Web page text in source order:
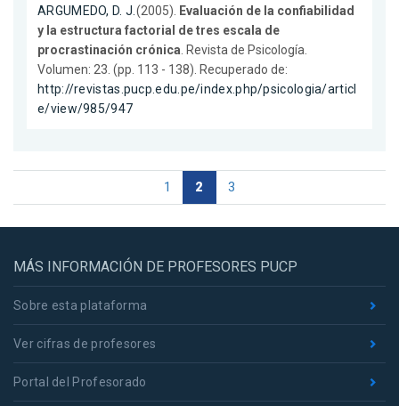
ARGUMEDO, D. J.(2005). Evaluación de la confiabilidad
y la estructura factorial de tres escala de
procrastinación crónica. Revista de Psicología.
Volumen: 23. (pp. 113 - 138). Recuperado de:
http://revistas.pucp.edu.pe/index.php/psicologia/articl
e/view/985/947
1 2 3
MÁS INFORMACIÓN DE PROFESORES PUCP
Sobre esta plataforma
Ver cifras de profesores
Portal del Profesorado